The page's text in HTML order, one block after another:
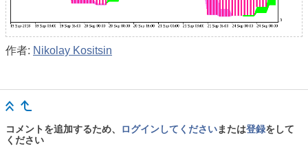
作者: Nikolay Kositsin
コメントを追加するため、 ログインしてくださいまたは登録をして
ください